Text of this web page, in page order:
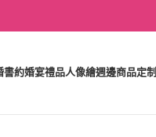
書約婚宴禮品人像繪週邊商品定制